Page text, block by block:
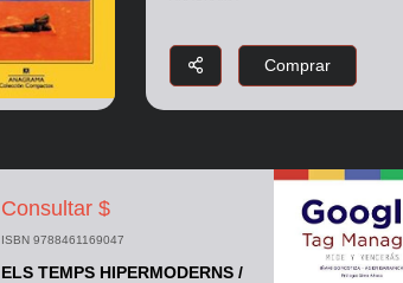
Comprar
Consultar $
ISBN 9788461169047
ELS TEMPS HIPERMODERNS /